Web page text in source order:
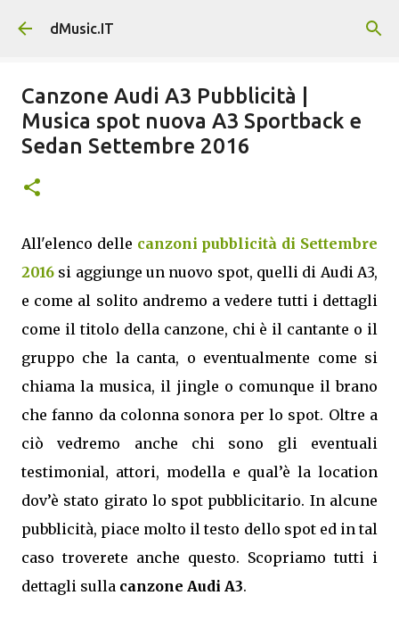
Passa ai contenuti principali
dMusic.IT
Canzone Audi A3 Pubblicità |
Musica spot nuova A3 Sportback e
Sedan Settembre 2016
All'elenco delle canzoni pubblicità di Settembre
2016 si aggiunge un nuovo spot, quelli di Audi A3,
e come al solito andremo a vedere tutti i dettagli
come il titolo della canzone, chi è il cantante o il
gruppo che la canta, o eventualmente come si
chiama la musica, il jingle o comunque il brano
che fanno da colonna sonora per lo spot. Oltre a
ciò vedremo anche chi sono gli eventuali
testimonial, attori, modella e qual’è la location
dov’è stato girato lo spot pubblicitario. In alcune
pubblicità, piace molto il testo dello spot ed in tal
caso troverete anche questo. Scopriamo tutti i
dettagli sulla canzone Audi A3.